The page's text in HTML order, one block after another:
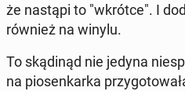
że nastąpi to "wkrótce". I
również na winylu.
To skąd­inąd nie jedyna
na pio­sen­kar­ka